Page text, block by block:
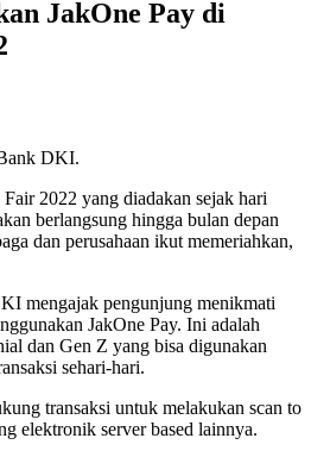
JakOne Pay di
DKI.
2022 yang diadakan sejak hari
berlangsung hingga bulan depan
dan perusahaan ikut memeriahkan,
mengajak pengunjung menikmati
JakOne Pay. Ini adalah
dan Gen Z yang bisa digunakan
sehari-hari.
transaksi untuk melakukan scan to
elektronik server based lainnya.